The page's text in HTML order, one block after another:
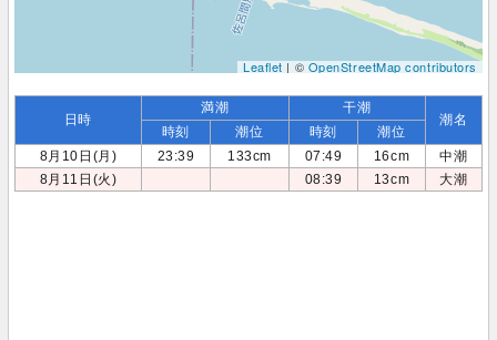
Leaflet| ©OpenStreetMap contributors
日時
満潮 干潮
潮名
時刻 潮位 時刻
潮位
8月10日(月)
23:39 133cm 07:49 16cm
中潮
8月11日(火)
08:39 13cm 大潮